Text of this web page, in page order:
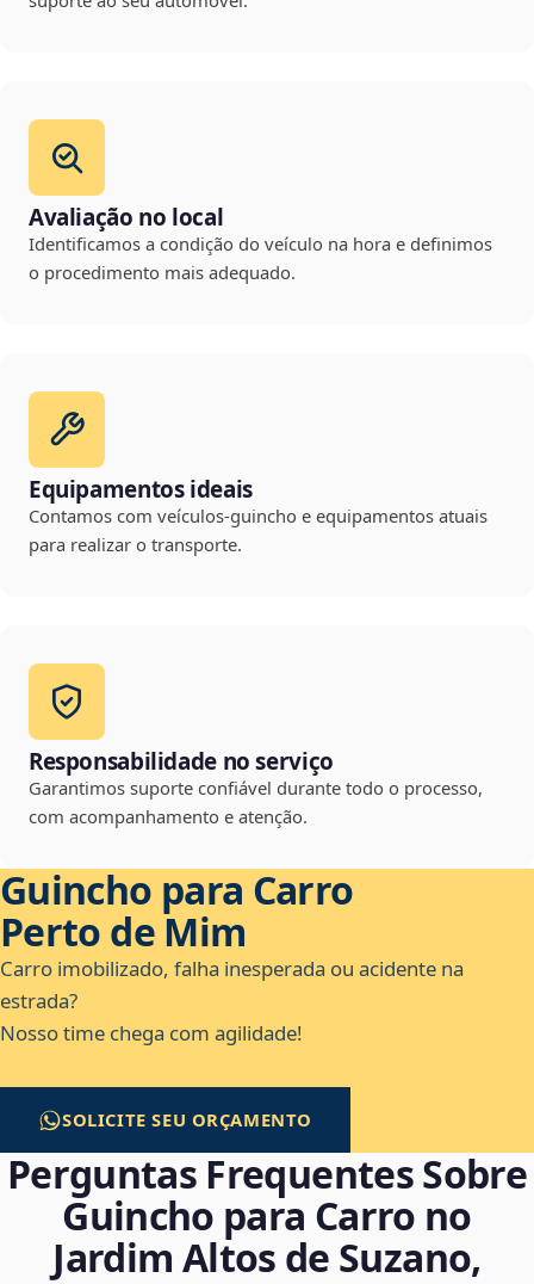
Avaliação no local
Identificamos a condição do veículo na hora e definimos
o procedimento mais adequado.
Equipamentos ideais
Contamos com veículos-guincho e equipamentos atuais
para realizar o transporte.
Responsabilidade no serviço
Garantimos suporte confiável durante todo o processo,
com acompanhamento e atenção.
Guincho para Carro
Perto de Mim
Carro imobilizado, falha inesperada ou acidente na
estrada?
Nosso time chega com agilidade!
SOLICITE SEU ORÇAMENTO
Perguntas Frequentes Sobre
Guincho para Carro no
Jardim Altos de Suzano,